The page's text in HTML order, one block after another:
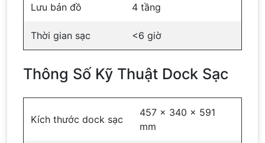
Lưu bản đồ 4 tầng
Thời gian sạc <6 giờ
Thông Số Kỹ Thuật Dock Sạc
Kích thước dock sạc
457 x 340 x 591
mm